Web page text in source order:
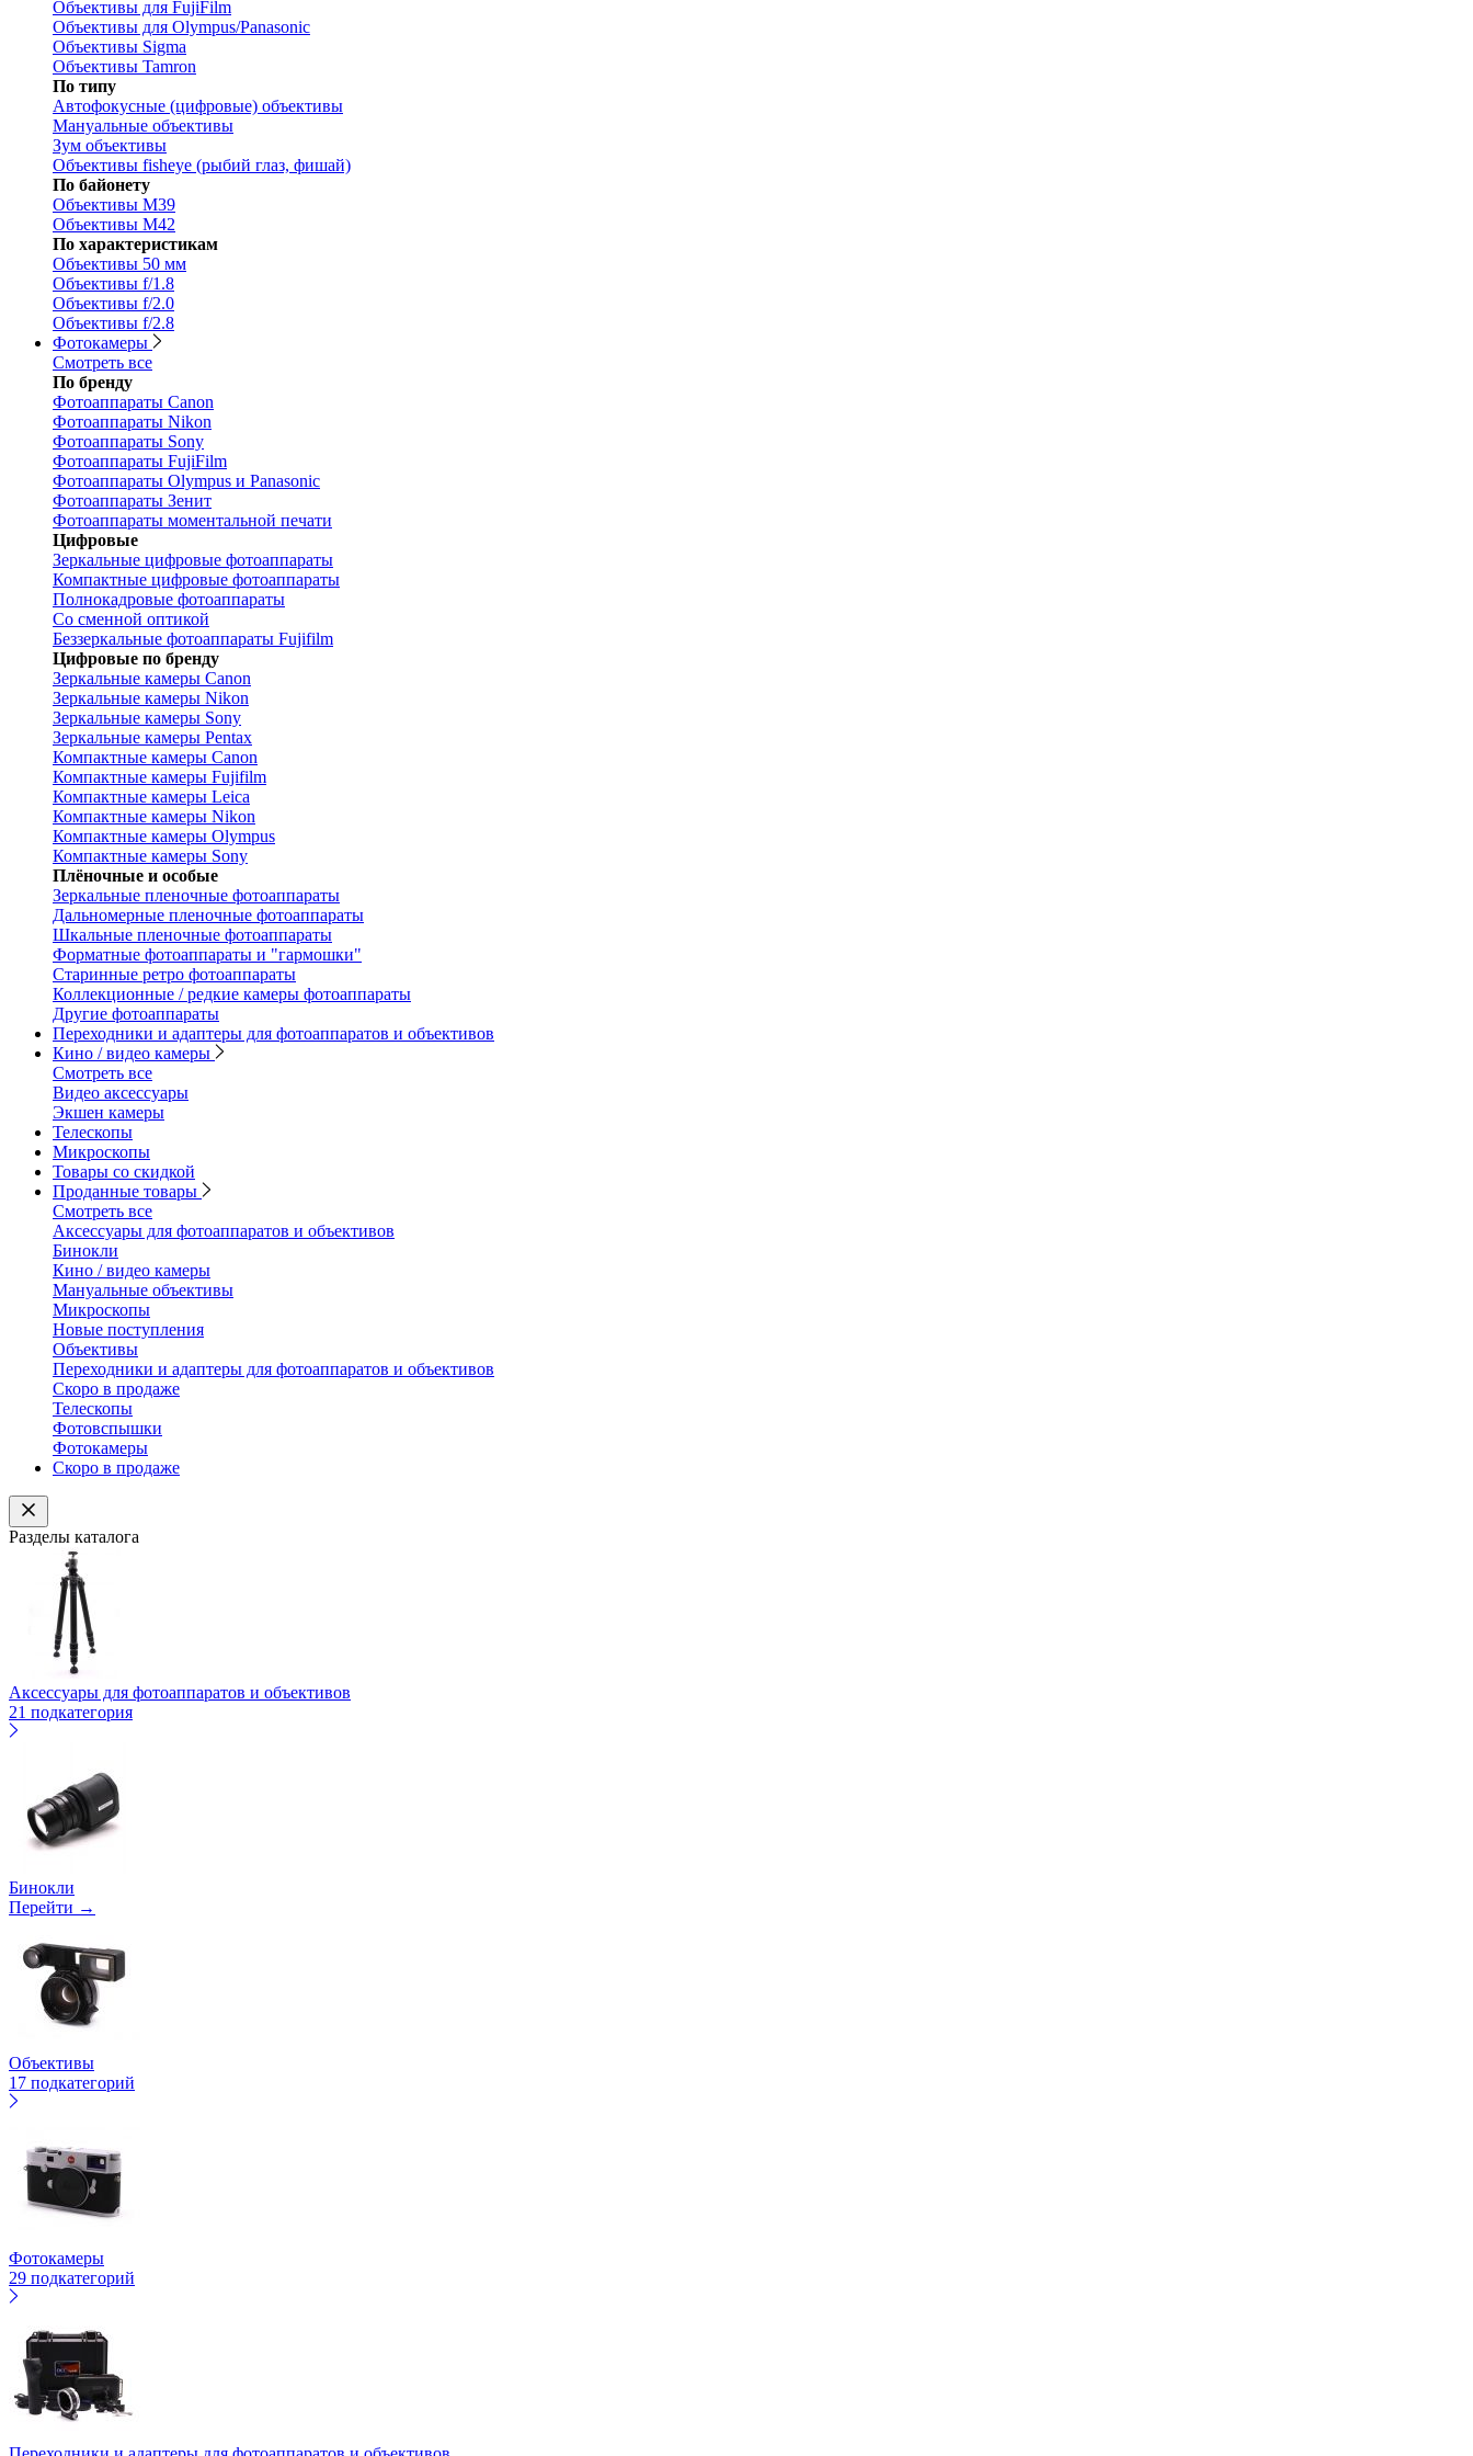
Объективы для FujiFilm
Объективы для Olympus/Panasonic
Объективы Sigma
Объективы Tamron
По типу
Автофокусные (цифровые) объективы
Мануальные объективы
Зум объективы
Объективы fisheye (рыбий глаз, фишай)
По байонету
Объективы M39
Объективы M42
По характеристикам
Объективы 50 мм
Объективы f/1.8
Объективы f/2.0
Объективы f/2.8
Фотокамеры
Смотреть все
По бренду
Фотоаппараты Canon
Фотоаппараты Nikon
Фотоаппараты Sony
Фотоаппараты FujiFilm
Фотоаппараты Olympus и Panasonic
Фотоаппараты Зенит
Фотоаппараты моментальной печати
Цифровые
Зеркальные цифровые фотоаппараты
Компактные цифровые фотоаппараты
Полнокадровые фотоаппараты
Со сменной оптикой
Беззеркальные фотоаппараты Fujifilm
Цифровые по бренду
Зеркальные камеры Canon
Зеркальные камеры Nikon
Зеркальные камеры Sony
Зеркальные камеры Pentax
Компактные камеры Canon
Компактные камеры Fujifilm
Компактные камеры Leica
Компактные камеры Nikon
Компактные камеры Olympus
Компактные камеры Sony
Плёночные и особые
Зеркальные пленочные фотоаппараты
Дальномерные пленочные фотоаппараты
Шкальные пленочные фотоаппараты
Форматные фотоаппараты и "гармошки"
Старинные ретро фотоаппараты
Коллекционные / редкие камеры фотоаппараты
Другие фотоаппараты
Переходники и адаптеры для фотоаппаратов и объективов
Кино / видео камеры
Смотреть все
Видео аксессуары
Экшен камеры
Телескопы
Микроскопы
Товары со скидкой
Проданные товары
Смотреть все
Аксессуары для фотоаппаратов и объективов
Бинокли
Кино / видео камеры
Мануальные объективы
Микроскопы
Новые поступления
Объективы
Переходники и адаптеры для фотоаппаратов и объективов
Скоро в продаже
Телескопы
Фотовспышки
Фотокамеры
Скоро в продаже
Разделы каталога
Аксессуары для фотоаппаратов и объективов
21 подкатегория
Бинокли
Перейти →
Объективы
17 подкатегорий
Фотокамеры
29 подкатегорий